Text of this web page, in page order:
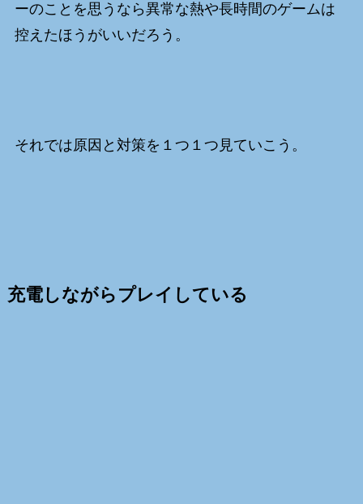
ーのことを思うなら異常な熱や長時間のゲームは
控えたほうがいいだろう。
それでは原因と対策を１つ１つ見ていこう。
充電しながらプレイしている